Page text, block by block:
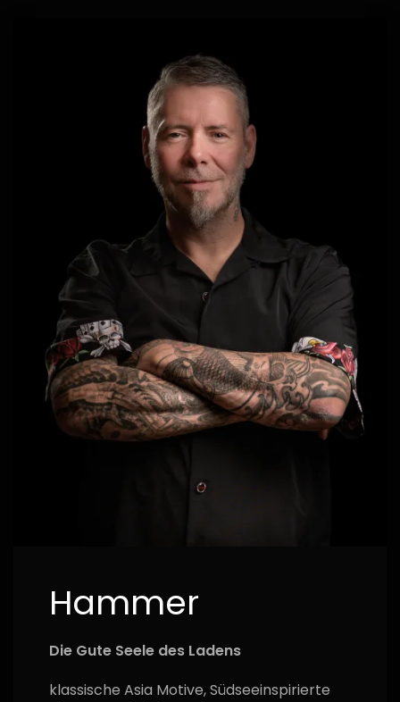
Hammer
Die Gute Seele des Ladens
klassische Asia Motive, Südseeinspirierte